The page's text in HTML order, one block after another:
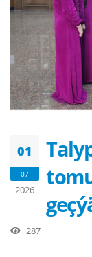
01
07
2026
287